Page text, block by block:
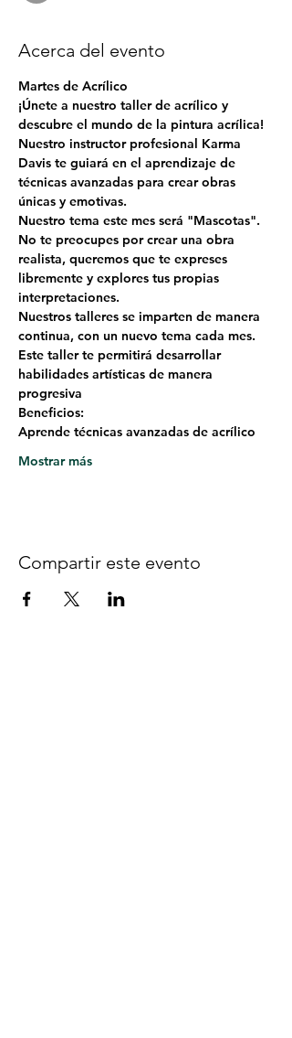
Acerca del evento
Martes de Acrílico
¡Únete a nuestro taller de acrílico y
descubre el mundo de la pintura acrílica!
Nuestro instructor profesional Karma
Davis te guiará en el aprendizaje de
técnicas avanzadas para crear obras
únicas y emotivas.
Nuestro tema este mes será "Mascotas".
No te preocupes por crear una obra
realista, queremos que te expreses
libremente y explores tus propias
interpretaciones.
Nuestros talleres se imparten de manera
continua, con un nuevo tema cada mes.
Este taller te permitirá desarrollar
habilidades artísticas de manera
progresiva
Beneficios:
Aprende técnicas avanzadas de acrílico
Mostrar más
Compartir este evento